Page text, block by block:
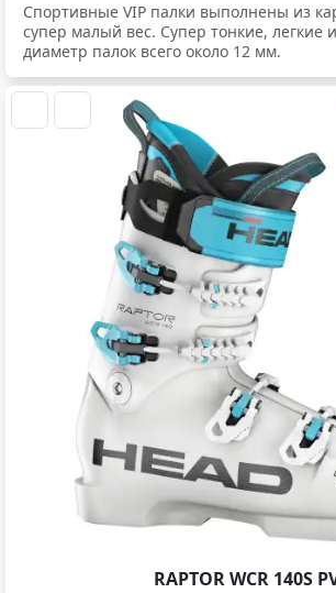
Спортивные VIP палки выполнены из
супер малый вес. Супер тонкие, легкие
диаметр палок всего около 12 мм.
RAPTOR WCR 140S